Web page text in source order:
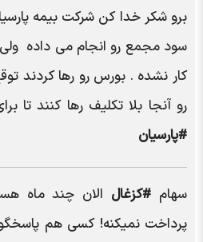
برو شکر خدا کن شرکت بیمه
سود مجمع رو انجام می داده ولی
کار نشده . بورس رو رها کردند
رو آنجا بلا تکلیف رها کنند تا
#پارسیان
سهام #کزغال الان چند ماه
پرداخت نمیکنه! کسی هم